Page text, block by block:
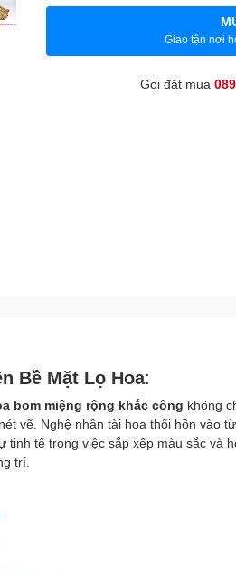
Giao tận nơi
Gọi đặt mua
Bề Mặt Lọ Hoa:
bom miệng rộng khắc công không
vẽ. Nghệ nhân tài hoa thổi hồn vào
tế trong việc sắp xếp màu sắc và
trí.